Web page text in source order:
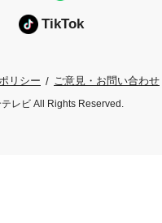
TikTok
リシー ご意見・お問い合わせ
レビ All Rights Reserved.